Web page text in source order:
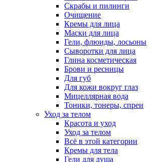
Скрабы и пилинги
Очищение
Кремы для лица
Маски для лица
Гели, флюиды, лосьоны
Сыворотки для лица
Глина косметическая
Брови и ресницы
Для губ
Для кожи вокруг глаз
Мицеллярная вода
Тоники, тонеры, спреи
Уход за телом
Красота и уход
Уход за телом
Всё в этой категории
Кремы для тела
Гели для душа